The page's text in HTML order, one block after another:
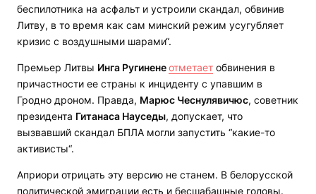
беспилотника на асфальт и устроили скандал, обвинив
Литву, в то время как сам минский режим усугубляет
кризис с воздушными шарами“.
Премьер Литвы Инга Ругиненеотметает обвинения в
причастности ее страны к инциденту с упавшим в
Гродно дроном. Правда, Марюс Чеснулявичюс, советник
президента Гитанаса Науседы, допускает, что
вызвавший скандал БПЛА могли запустить “какие-то
активисты“.
Априори отрицать эту версию не станем. В белорусской
политической эмиграции есть и бесшабашные головы.